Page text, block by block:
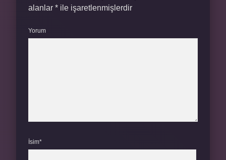
alanlar * ile işaretlenmişlerdir
Yorum
İsim*